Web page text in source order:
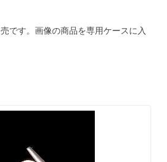
です。画像の商品を専用ケースに入